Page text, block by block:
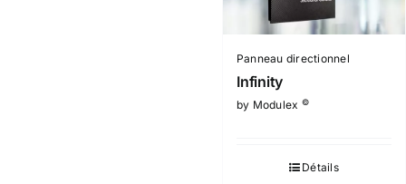
Panneau directionnel
Infinity
by Modulex ©
Détails